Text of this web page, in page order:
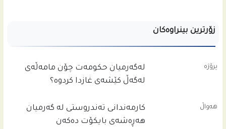
زۆرترین بینراوەکان
پرۆژە
له‌گه‌رمیان حكومه‌ت چۆن مامه‌ڵه‌ى
له‌گه‌ڵ كێشه‌ى غازدا كردوه‌؟
هەواڵ
کارمەندانی تەندروستی لە گەرمیان
هەڕەشەی بایکۆت دەکەن